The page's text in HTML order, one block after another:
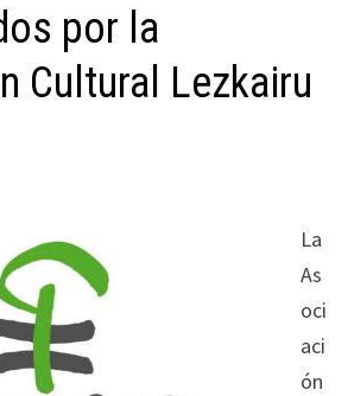
por la
Cultural Lezkairu
La
As
oci
aci
ón